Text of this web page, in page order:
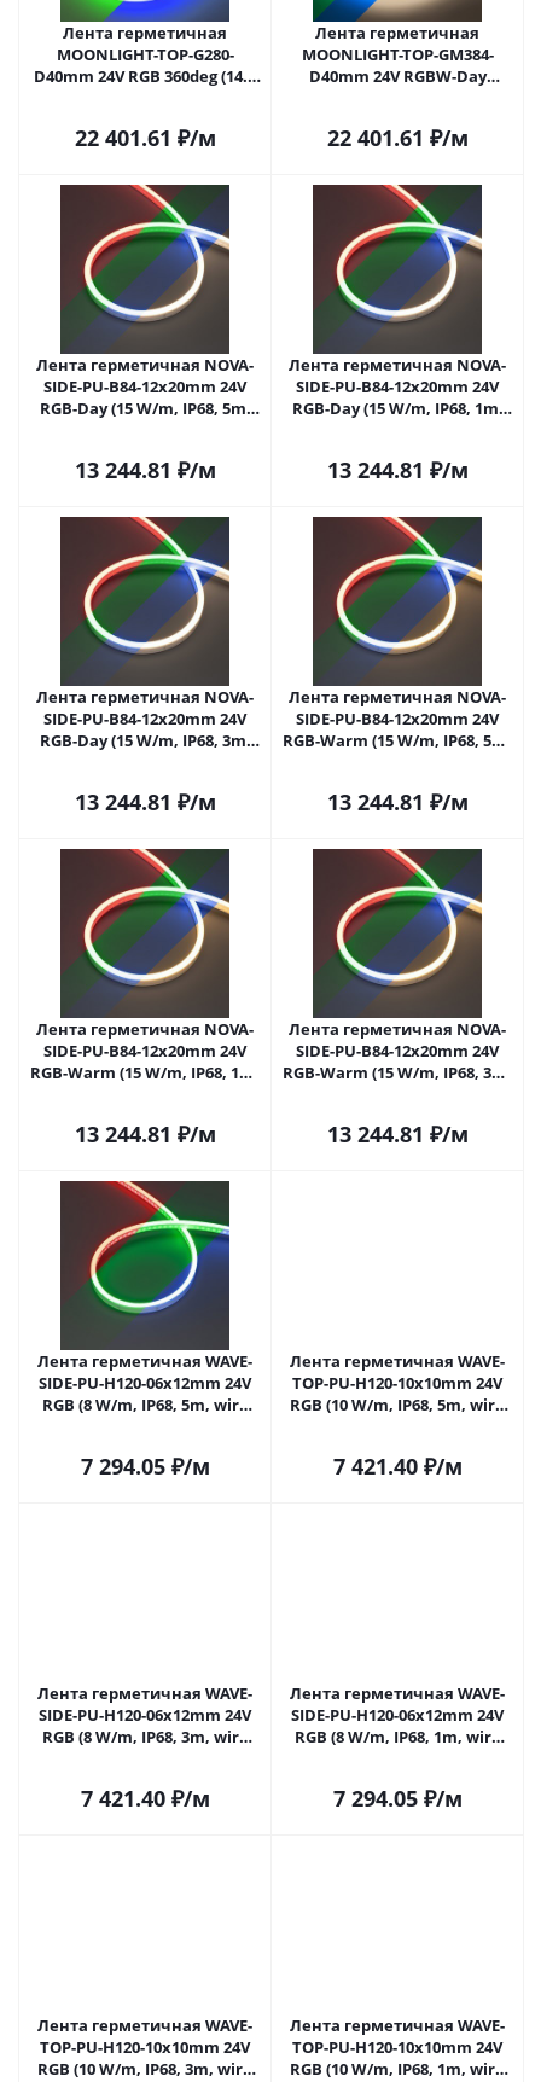
Лента герметичная
MOONLIGHT-TOP-G280-
D40mm 24V RGB 360deg (14.4
года)
22 401.61 ₽/м
Лента герметичная
MOONLIGHT-TOP-GM384-
D40mm 24V RGBW-Day
прямой, 3 года)
22 401.61 ₽/м
Лента герметичная NOVA-
SIDE-PU-B84-12x20mm 24V
RGB-Day (15 W/m, IP68, 5m,
13 244.81 ₽/м
Лента герметичная NOVA-
SIDE-PU-B84-12x20mm 24V
RGB-Day (15 W/m, IP68, 1m,
13 244.81 ₽/м
Лента герметичная NOVA-
SIDE-PU-B84-12x20mm 24V
RGB-Day (15 W/m, IP68, 3m,
13 244.81 ₽/м
Лента герметичная NOVA-
SIDE-PU-B84-12x20mm 24V
RGB-Warm (15 W/m, IP68, 5m,
13 244.81 ₽/м
Лента герметичная NOVA-
SIDE-PU-B84-12x20mm 24V
RGB-Warm (15 W/m, IP68, 1m,
13 244.81 ₽/м
Лента герметичная NOVA-
SIDE-PU-B84-12x20mm 24V
RGB-Warm (15 W/m, IP68, 3m,
13 244.81 ₽/м
Лента герметичная WAVE-
SIDE-PU-H120-06x12mm 24V
RGB (8 W/m, IP68, 5m, wire
7 294.05₽/м
Лента герметичная WAVE-
TOP-PU-H120-10x10mm 24V
RGB (10 W/m, IP68, 5m, wire
7 421.40₽/м
Лента герметичная WAVE-
SIDE-PU-H120-06x12mm 24V
RGB (8 W/m, IP68, 3m, wire
7 421.40₽/м
Лента герметичная WAVE-
SIDE-PU-H120-06x12mm 24V
RGB (8 W/m, IP68, 1m, wire
7 294.05₽/м
Лента герметичная WAVE-
TOP-PU-H120-10x10mm 24V
RGB (10 W/m, IP68, 3m, wire
Лента герметичная WAVE-
TOP-PU-H120-10x10mm 24V
RGB (10 W/m, IP68, 1m, wire